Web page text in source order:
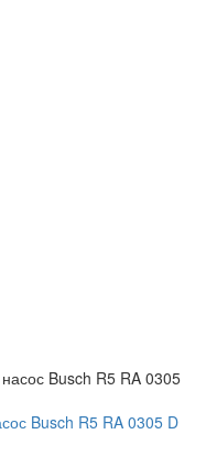
Busch R5 RA 0305 D